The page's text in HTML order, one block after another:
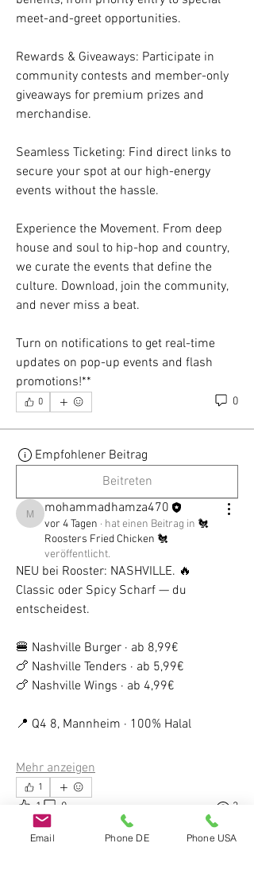
meet-and-greet opportunities.
Rewards & Giveaways: Participate in
community contests and member-only
giveaways for premium prizes and
merchandise.
Seamless Ticketing: Find direct links to
secure your spot at our high-energy
events without the hassle.
Experience the Movement. From deep
house and soul to hip-hop and country,
we curate the events that define the
culture. Download, join the community,
and never miss a beat.
Turn on notifications to get real-time
updates on pop-up events and flash
promotions!**
0 0
Empfohlener Beitrag
Beitreten
mohammadhamza470
mohammadhamza470
vor 4 Tagen · hat einen Beitrag in 🐔
Roosters Fried Chicken 🐔
veröffentlicht.
NEU bei Rooster: NASHVILLE. 🔥
Classic oder Spicy Scharf — du
entscheidest.
🍔 Nashville Burger · ab 8,99€
🍗 Nashville Tenders · ab 5,99€
🍗 Nashville Wings · ab 4,99€
📍 Q4 8, Mannheim · 100% Halal
Mehr anzeigen
1
1 0 3
Email Phone DE Phone USA